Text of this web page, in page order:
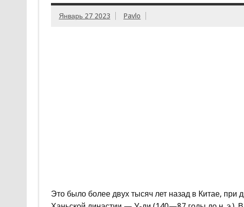
Январь 27 2023 Pavlo
Это было более двух тысяч лет назад в Китае, при